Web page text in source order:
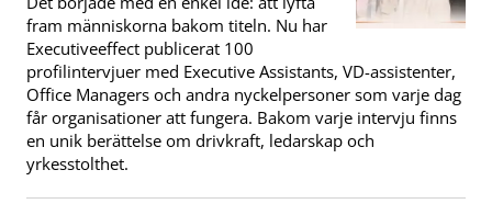
fram människorna bakom titeln. Nu har
Executiveeffect publicerat 100
profilintervjuer med Executive Assistants, VD-assistenter,
Office Managers och andra nyckelpersoner som varje dag
får organisationer att fungera. Bakom varje intervju finns
en unik berättelse om drivkraft, ledarskap och
yrkesstolthet.